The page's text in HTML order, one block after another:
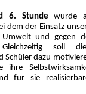
6. Stunde wurde
dem der Einsatz
und gegen
soll
Schüler dazu
ihre
für sie